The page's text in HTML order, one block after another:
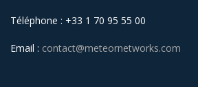
Téléphone : +33 1 70 95 55 00
Email : contact@meteornetworks.com